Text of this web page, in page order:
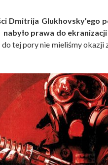
Dmitrija Glukhovsky’ego
prawa do
do tej pory nie mieliśmy